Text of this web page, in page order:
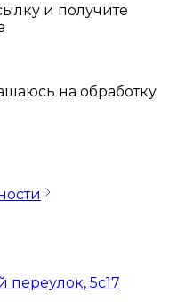
и получите
на обработку
5с17